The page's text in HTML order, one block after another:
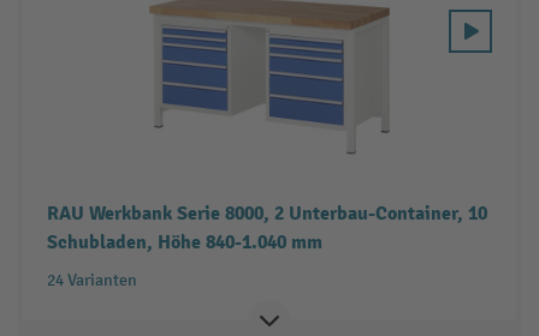
RAU Werkbank Serie 8000, 2 Unterbau-Container, 10
Schubladen, Höhe 840-1.040 mm
24 Varianten